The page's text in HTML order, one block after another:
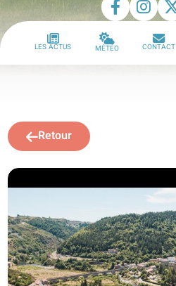
LES ACTUS MÉTÉO CONTACT
Retour